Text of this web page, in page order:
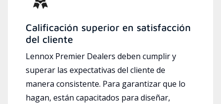
Calificación superior en satisfacción
del cliente
Lennox Premier Dealers deben cumplir y
superar las expectativas del cliente de
manera consistente. Para garantizar que lo
hagan, están capacitados para diseñar,